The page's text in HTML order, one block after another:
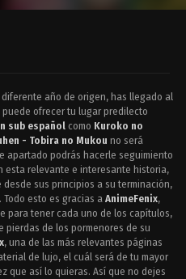
año de origen, has llegado al
ofrecer tu lugar predilecto
sub español como Kuroko no
- Tobira no Mukou no será
apartado podrás hacerle seguimiento
esta relevante e interesante historia,
sus principios a su terminación,
esto es gracias a AnimeFenix,
para tener cada uno de los capítulos,
pierdas de los pormenores de su
, una de las más relevantes páginas
de lujo, el cuál será de tu mayor
que así lo quieras. Así que no dejes